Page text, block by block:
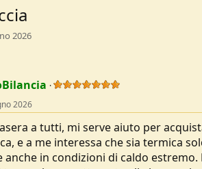
2026
2026
a tutti, mi serve aiuto per
e a me interessa che sia termica
anche in condizioni di caldo